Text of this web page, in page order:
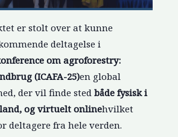
er stolt over at kunne
deltagelse i
om agroforestry:
(ICAFA-25)en global
der vil finde stedbåde fysisk i
og virtuelt onlinehvilket
deltagere fra hele verden.